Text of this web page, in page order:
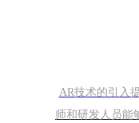
AR技术的引入
师和研发人员能